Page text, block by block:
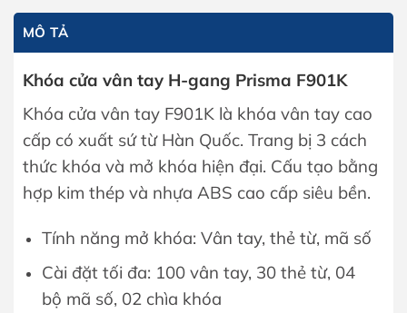
MÔ TẢ
Khóa cửa vân tay H-gang Prisma F901K
Khóa cửa vân tay F901K là khóa vân tay cao
cấp có xuất sứ từ Hàn Quốc. Trang bị 3 cách
thức khóa và mở khóa hiện đại. Cấu tạo bằng
hợp kim thép và nhựa ABS cao cấp siêu bền.
Tính năng mở khóa: Vân tay, thẻ từ, mã số
Cài đặt tối đa: 100 vân tay, 30 thẻ từ, 04
bộ mã số, 02 chìa khóa